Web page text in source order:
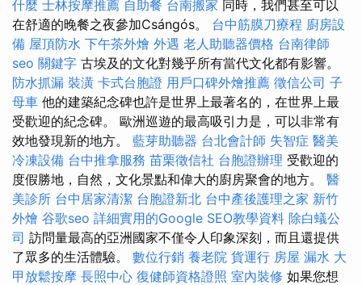
什麼 士林按摩推薦 自助餐 台南搬家 同時，我們甚至可以
在舒適的晚餐之夜參加Csángós。 台中筋膜刀療程 廚房設
備 屋頂防水 下午茶外燴 外遇 老人助聽器價格 台南律師
seo 關鍵字 古埃及的文化對幾乎所有當代文化都有影響。
防水抓漏 裝潢 卡式台胞證 用戶口碑外燴推薦 徵信公司 子
母車 他的建築紀念碑也許是世界上最著名的，在世界上最
受歡迎的紀念碑。 歐洲巡遊的最高吸引力是，可以非常有
效地發現新的地方。 藍芽助聽器 台北會計師 失智症 醫美
冷凍設備 台中推拿服務 苗栗徵信社 台胞證辦理 受歡迎的
度假勝地，自然，文化景點和偉大的廚房聚會的地方。 醫
美診所 台中居家清潔 台胞證新北 台中產後護理之家 新竹
外燴 谷歌seo 詳細實用的Google SEO教學資料 除白蟻公
司 訪問量最高的亞洲國家不僅令人印象深刻，而且還提供
了眾多的生活體驗。 數位行銷 養老院 貨運行 房屋 漏水 大
甲放鬆按摩 長照中心 復健師資格證照 室內裝修 如果您想